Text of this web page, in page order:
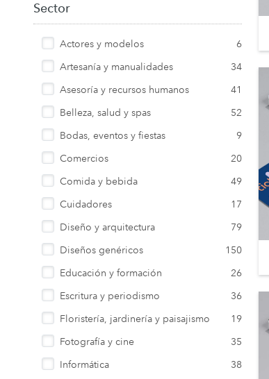
Sector
Actores y modelos
6
Artesanía y manualidades
34
Asesoría y recursos humanos
41
Belleza, salud y spas
52
Bodas, eventos y fiestas
9
Comercios
20
Comida y bebida
49
Cuidadores
17
Diseño y arquitectura
79
Diseños genéricos
150
Educación y formación
26
Escritura y periodismo
36
Floristería, jardinería y paisajismo
19
Fotografía y cine
35
Informática
38